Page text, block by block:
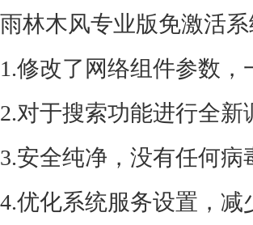
雨林木风专业版免激活
1.修改了网络组件参数
2.对于搜索功能进行全新
3.安全纯净，没有任何病
4.优化系统服务设置，减